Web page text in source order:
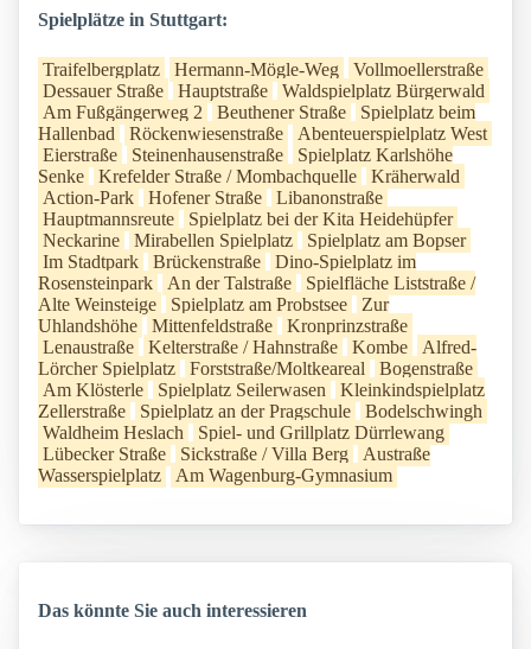
Spielplätze in Stuttgart:
Traifelbergplatz Hermann-Mögle-Weg
Vollmoellerstraße
Dessauer Straße
Hauptstraße
Waldspielplatz Bürgerwald
Am Fußgängerweg 2
Beuthener Straße
Spielplatz beim
Hallenbad
Röckenwiesenstraße
Abenteuerspielplatz West
Eierstraße
Steinenhausenstraße
Spielplatz Karlshöhe
Senke
Krefelder Straße / Mombachquelle
Kräherwald
Action-Park
Hofener Straße
Libanonstraße
Hauptmannsreute
Spielplatz bei der Kita Heidehüpfer
Neckarine
Mirabellen Spielplatz
Spielplatz am Bopser
Im Stadtpark
Brückenstraße
Dino-Spielplatz im
Rosensteinpark
An der Talstraße
Spielfläche Liststraße /
Alte Weinsteige
Spielplatz am Probstsee
Zur
Uhlandshöhe
Mittenfeldstraße
Kronprinzstraße
Lenaustraße
Kelterstraße / Hahnstraße Kombe
Alfred-
Lörcher Spielplatz
Forststraße/Moltkeareal
Bogenstraße
Am Klösterle
Spielplatz Seilerwasen
Kleinkindspielplatz
Zellerstraße
Spielplatz an der Pragschule
Bodelschwingh
Waldheim Heslach
Spiel- und Grillplatz Dürrlewang
Lübecker Straße
Sickstraße / Villa Berg
Austraße
Wasserspielplatz
Am Wagenburg-Gymnasium
Das könnte Sie auch interessieren